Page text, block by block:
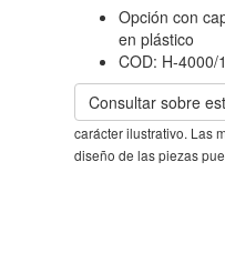
Opción con
en plástico
COD: H-4000/1
Consultar sobre
carácter ilustrativo. Las
diseño de las piezas